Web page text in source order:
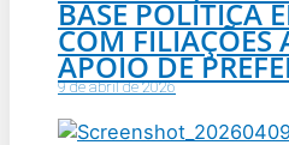
BASE POLÍTICA
COM FILIAÇÕES
APOIO DE
9 de abril de 2026